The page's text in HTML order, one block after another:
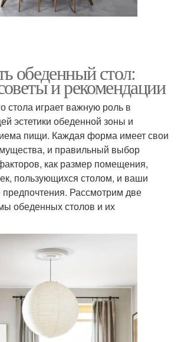
обеденный стол:
и рекомендации
стола играет важную роль в
эстетики обеденной зоны и
пищи. Каждая форма имеет свои
и правильный выбор
как размер помещения,
пользующихся столом, и ваши
Рассмотрим две
обеденных столов и их